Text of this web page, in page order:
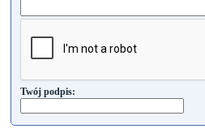
Twój podpis: